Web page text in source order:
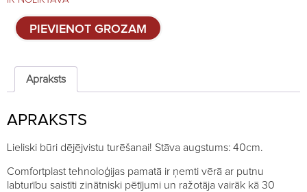
Būri
dējējvistām,
stāvi
quantity
PIEVIENOT GROZAM
Apraksts
APRAKSTS
Lieliski būri dējējvistu turēšanai! Stāva augstums: 40cm.
Comfortplast tehnoloģijas pamatā ir ņemti vērā ar putnu
labturību saistīti zinātniski pētījumi un ražotāja vairāk kā 30